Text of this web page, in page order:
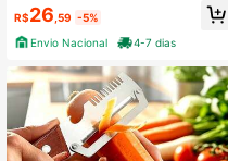
R$26 ,59 -5%
Envio Nacional
4-7 dias